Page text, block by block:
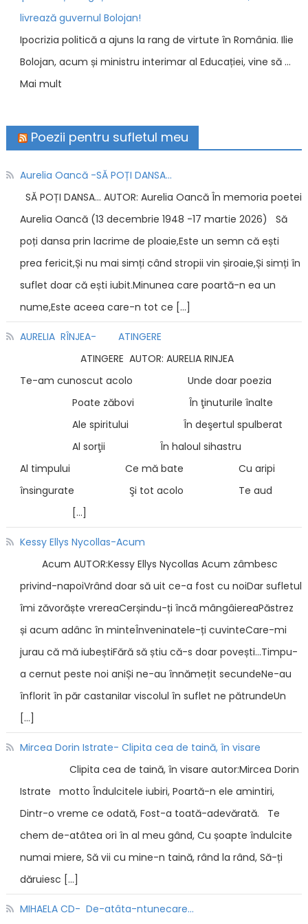
livrează guvernul Bolojan!
Ipocrizia politică a ajuns la rang de virtute în România. Ilie
Bolojan, acum și ministru interimar al Educației, vine să …
Mai mult
Poezii pentru sufletul meu
Aurelia Oancă -SĂ POȚI DANSA…
SĂ POȚI DANSA… AUTOR: Aurelia Oancă În memoria poetei
Aurelia Oancă (13 decembrie 1948 -17 martie 2026) Să
poți dansa prin lacrime de ploaie,Este un semn că ești
prea fericit,Și nu mai simți când stropii vin șiroaie,Și simți în
suflet doar că ești iubit.Minunea care poartă-n ea un
nume,Este aceea care-n tot ce […]
AURELIA RÎNJEA- ATINGERE
ATINGERE AUTOR: AURELIA RINJEA
Te-am cunoscut acolo Unde doar poezia
Poate zăbovi În ţinuturile înalte
Ale spiritului În deşertul spulberat
Al sorţii În haloul sihastru
Al timpului Ce mă bate Cu aripi
însingurate Şi tot acolo Te aud
[…]
Kessy Ellys Nycollas-Acum
Acum AUTOR:Kessy Ellys Nycollas Acum zâmbesc
privind-napoiVrând doar să uit ce-a fost cu noiDar sufletul
îmi zăvorăște vrereaCerșindu-ți încă mângâiereaPăstrez
și acum adânc în minteÎnveninatele-ți cuvinteCare-mi
jurau că mă iubeștiFără să știu că-s doar povești…Timpu-
a cernut peste noi aniȘi ne-au înnămețit secundeNe-au
înflorit în păr castaniIar viscolul în suflet ne pătrundeUn
[…]
Mircea Dorin Istrate- Clipita cea de taină, în visare
Clipita cea de taină, în visare autor:Mircea Dorin
Istrate motto Îndulcitele iubiri, Poartă-n ele amintiri,
Dintr-o vreme ce odată, Fost-a toată-adevărată. Te
chem de-atâtea ori în al meu gând, Cu șoapte îndulcite
numai miere, Să vii cu mine-n taină, rând la rând, Să-ți
dăruiesc […]
MIHAELA CD- De-atâta-ntunecare…